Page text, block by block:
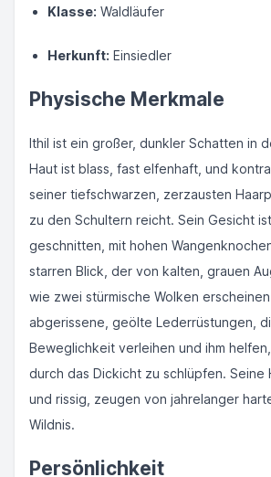
Klasse: Waldläufer
Herkunft: Einsiedler
Physische Merkmale
Ithil ist ein großer, dunkler Schatten in
Haut ist blass, fast elfenhaft, und
seiner tiefschwarzen, zerzausten
zu den Schultern reicht. Sein Gesicht
geschnitten, mit hohen
starren Blick, der von kalten, grauen
wie zwei stürmische Wolken
abgerissene, geölte Lederrüstungen,
Beweglichkeit verleihen und ihm
durch das Dickicht zu schlüpfen. Seine
und rissig, zeugen von jahrelanger
Wildnis.
Persönlichkeit